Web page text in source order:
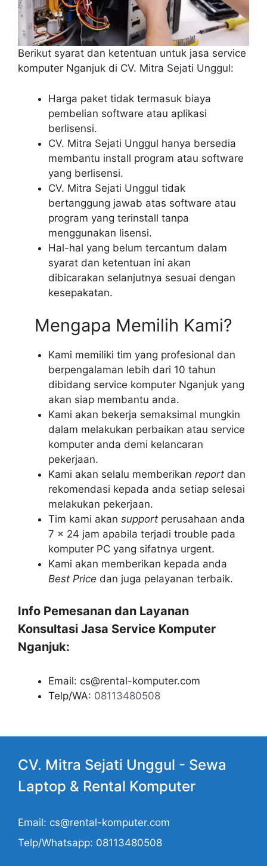
Berikut syarat dan ketentuan untuk jasa service
komputer Nganjuk di CV. Mitra Sejati Unggul:
Harga paket tidak termasuk biaya
pembelian software atau aplikasi
berlisensi.
CV. Mitra Sejati Unggul hanya bersedia
membantu install program atau software
yang berlisensi.
CV. Mitra Sejati Unggul tidak
bertanggung jawab atas software atau
program yang terinstall tanpa
menggunakan lisensi.
Hal-hal yang belum tercantum dalam
syarat dan ketentuan ini akan
dibicarakan selanjutnya sesuai dengan
kesepakatan.
Mengapa Memilih Kami?
Kami memiliki tim yang profesional dan
berpengalaman lebih dari 10 tahun
dibidang service komputer Nganjuk yang
akan siap membantu anda.
Kami akan bekerja semaksimal mungkin
dalam melakukan perbaikan atau service
komputer anda demi kelancaran
pekerjaan.
Kami akan selalu memberikan report dan
rekomendasi kepada anda setiap selesai
melakukan pekerjaan.
Tim kami akan support perusahaan anda
7 x 24 jam apabila terjadi trouble pada
komputer PC yang sifatnya urgent.
Kami akan memberikan kepada anda
Best Price dan juga pelayanan terbaik.
Info Pemesanan dan Layanan
Konsultasi Jasa Service Komputer
Nganjuk:
Email: cs@rental-komputer.com
Telp/WA: 08113480508
CV. Mitra Sejati Unggul - Sewa
Laptop & Rental Komputer
Email: cs@rental-komputer.com
Telp/Whatsapp: 08113480508